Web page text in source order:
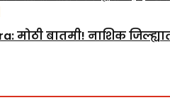
मोठी बातमी! नाशिक